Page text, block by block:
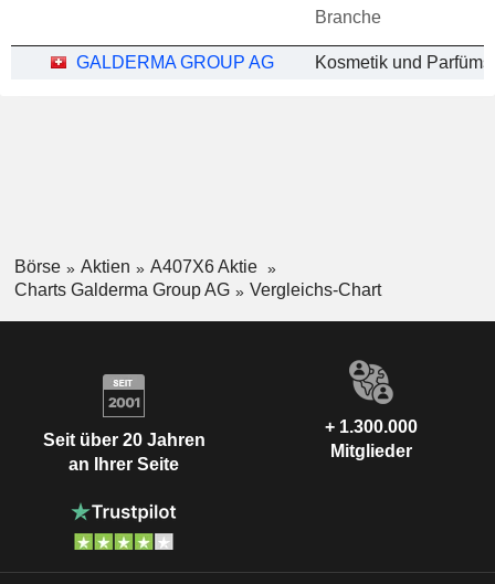
Branche
GALDERMA GROUP AG Kosmetik und Parfüms
Börse Aktien
A407X6 Aktie
Charts Galderma Group AG
Vergleichs-Chart
Seit über 20 Jahren
an Ihrer Seite
+ 1.300.000
Mitglieder